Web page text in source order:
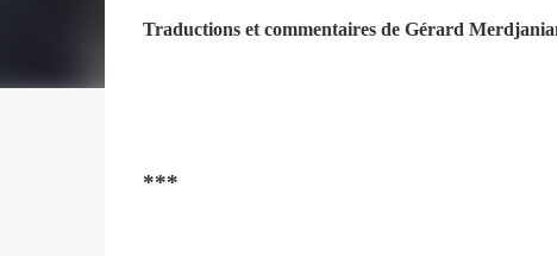
Traductions et commentaires de Gérard
***